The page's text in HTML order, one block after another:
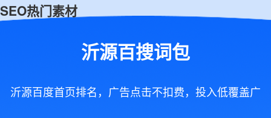
SEO热门素材
沂源百搜词包
沂源百度首页排名，广告点击不扣费，投入低覆盖广